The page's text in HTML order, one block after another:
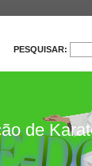
de
PESQUISAR: